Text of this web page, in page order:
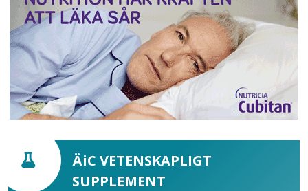
ÄiC VETENSKAPLIGT
SUPPLEMENT